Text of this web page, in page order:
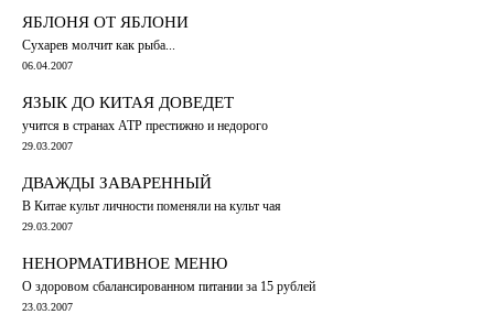
ЯБЛОНЯ ОТ ЯБЛОНИ
Сухарев молчит как рыба...
06.04.2007
ЯЗЫК ДО КИТАЯ ДОВЕДЕТ
учится в странах АТР престижно и недорого
29.03.2007
ДВАЖДЫ ЗАВАРЕННЫЙ
В Китае культ личности поменяли на культ чая
29.03.2007
НЕНОРМАТИВНОЕ МЕНЮ
О здоровом сбалансированном питании за 15 рублей
23.03.2007